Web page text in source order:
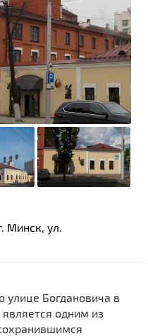
Минск, ул.
Богдановича в
одним из